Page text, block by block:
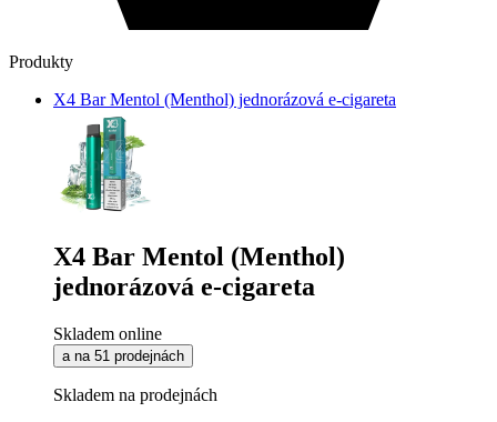
Produkty
X4 Bar Mentol (Menthol) jednorázová e-cigareta
X4 Bar Mentol (Menthol)
jednorázová e-cigareta
Skladem online
a na 51 prodejnách
Skladem na prodejnách